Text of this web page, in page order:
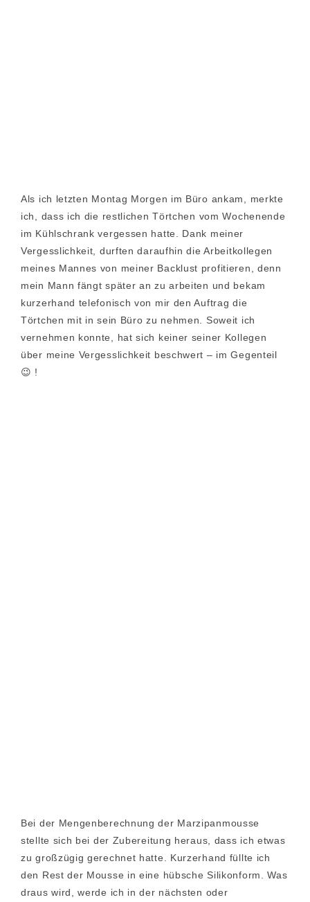
Als ich letzten Montag Morgen im Büro ankam, merkte
ich, dass ich die restlichen Törtchen vom Wochenende
im Kühlschrank vergessen hatte. Dank meiner
Vergesslichkeit, durften daraufhin die Arbeitkollegen
meines Mannes von meiner Backlust profitieren, denn
mein Mann fängt später an zu arbeiten und bekam
kurzerhand telefonisch von mir den Auftrag die
Törtchen mit in sein Büro zu nehmen. Soweit ich
vernehmen konnte, hat sich keiner seiner Kollegen
über meine Vergesslichkeit beschwert – im Gegenteil
😉 !
Bei der Mengenberechnung der Marzipanmousse
stellte sich bei der Zubereitung heraus, dass ich etwas
zu großzügig gerechnet hatte. Kurzerhand füllte ich
den Rest der Mousse in eine hübsche Silikonform. Was
draus wird, werde ich in der nächsten oder